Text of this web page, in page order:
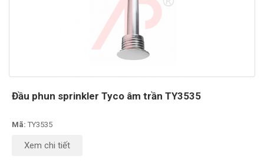
Đầu phun sprinkler Tyco âm trần TY3535
Mã: TY3535
Xem chi tiết